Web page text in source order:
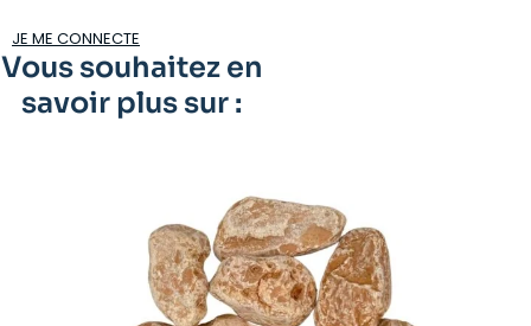
JE ME CONNECTE
Vous souhaitez en
savoir plus sur :